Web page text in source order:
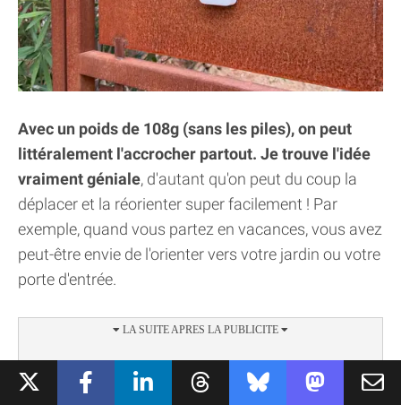
Avec un poids de 108g (sans les piles), on peut
littéralement l'accrocher partout. Je trouve l'idée
vraiment géniale, d'autant qu'on peut du coup la
déplacer et la réorienter super facilement ! Par
exemple, quand vous partez en vacances, vous avez
peut-être envie de l'orienter vers votre jardin ou votre
porte d'entrée.